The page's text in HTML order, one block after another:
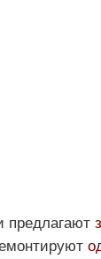
предлагают